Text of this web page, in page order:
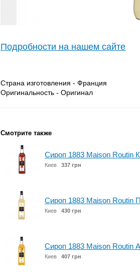
Подробности на нашем сайте
Страна изготовления - Франция
Оригинальность - Оригинал
Смотрите также
Сироп 1883 Maison Routin
Киев 337 грн
Сироп 1883 Maison Routin
Киев 430 грн
Сироп 1883 Maison Routin
Киев 407 грн